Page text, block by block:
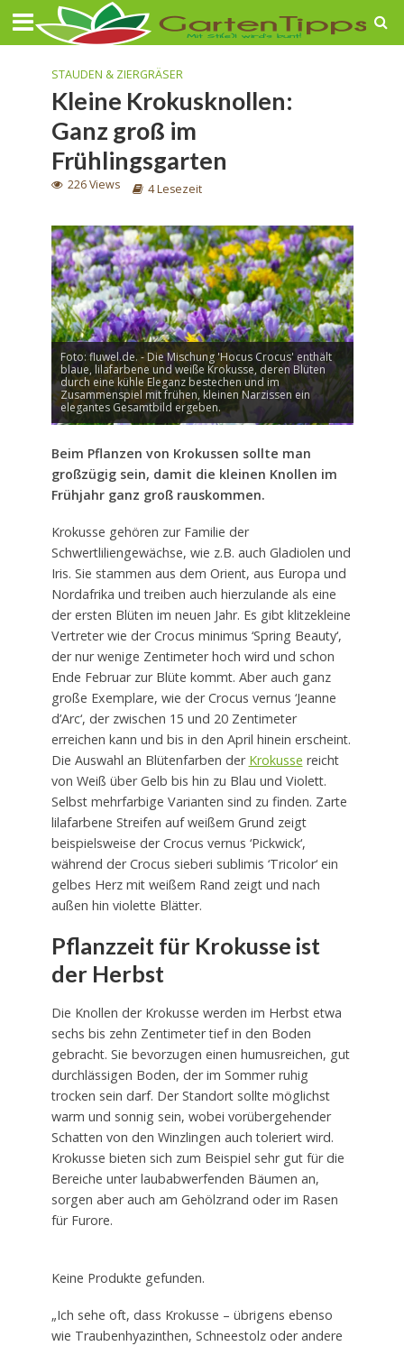
STAUDEN & ZIERGRÄSER
Kleine Krokusknollen:
Ganz groß im
Frühlingsgarten
226 Views 4 Lesezeit
Foto: fluwel.de. - Die Mischung 'Hocus Crocus' enthält
blaue, lilafarbene und weiße Krokusse, deren Blüten
durch eine kühle Eleganz bestechen und im
Zusammenspiel mit frühen, kleinen Narzissen ein
elegantes Gesamtbild ergeben.
Beim Pflanzen von Krokussen sollte man
großzügig sein, damit die kleinen Knollen im
Frühjahr ganz groß rauskommen.
Krokusse gehören zur Familie der
Schwertliliengewächse, wie z.B. auch Gladiolen und
Iris. Sie stammen aus dem Orient, aus Europa und
Nordafrika und treiben auch hierzulande als eine
der ersten Blüten im neuen Jahr. Es gibt klitzekleine
Vertreter wie der Crocus minimus ‘Spring Beauty‘,
der nur wenige Zentimeter hoch wird und schon
Ende Februar zur Blüte kommt. Aber auch ganz
große Exemplare, wie der Crocus vernus ‘Jeanne
d’Arc‘, der zwischen 15 und 20 Zentimeter
erreichen kann und bis in den April hinein erscheint.
Die Auswahl an Blütenfarben der Krokusse reicht
von Weiß über Gelb bis hin zu Blau und Violett.
Selbst mehrfarbige Varianten sind zu finden. Zarte
lilafarbene Streifen auf weißem Grund zeigt
beispielsweise der Crocus vernus ‘Pickwick‘,
während der Crocus sieberi sublimis ‘Tricolor‘ ein
gelbes Herz mit weißem Rand zeigt und nach
außen hin violette Blätter.
Pflanzzeit für Krokusse ist
der Herbst
Die Knollen der Krokusse werden im Herbst etwa
sechs bis zehn Zentimeter tief in den Boden
gebracht. Sie bevorzugen einen humusreichen, gut
durchlässigen Boden, der im Sommer ruhig
trocken sein darf. Der Standort sollte möglichst
warm und sonnig sein, wobei vorübergehender
Schatten von den Winzlingen auch toleriert wird.
Krokusse bieten sich zum Beispiel sehr gut für die
Bereiche unter laubabwerfenden Bäumen an,
sorgen aber auch am Gehölzrand oder im Rasen
für Furore.
Keine Produkte gefunden.
„Ich sehe oft, dass Krokusse – übrigens ebenso
wie Traubenhyazinthen, Schneestolz oder andere